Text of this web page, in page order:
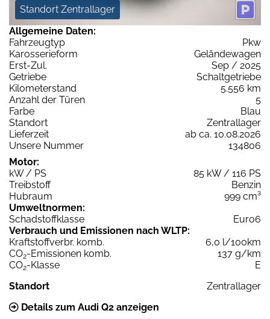
Standort Zentrallager
Allgemeine Daten:
Fahrzeugtyp
Pkw
Karosserieform
Geländewagen
Erst-Zul.
Sep / 2025
Getriebe
Schaltgetriebe
Kilometerstand
5.556 km
Anzahl der Türen
5
Farbe
Blau
Standort
Zentrallager
Lieferzeit
ab ca. 10.08.2026
Unsere Nummer
134806
Motor:
kW / PS
85 kW / 116 PS
Treibstoff
Benzin
Hubraum
999 cm³
Umweltnormen:
Schadstoffklasse
Euro6
Verbrauch und Emissionen nach WLTP:
Kraftstoffverbr. komb.
6,0 l/100km
CO2-Emissionen komb.
137 g/km
CO2-Klasse
E
Standort
Zentrallager
Details zum Audi Q2 anzeigen